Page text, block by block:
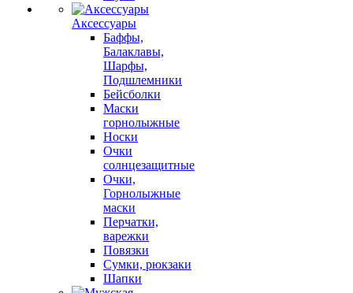
Аксессуары
Баффы,
Балаклавы,
Шарфы,
Подшлемники
Бейсболки
Маски
горнолыжные
Носки
Очки
солнцезащитные
Очки,
Горнолыжные
маски
Перчатки,
варежки
Повязки
Сумки, рюкзаки
Шапки